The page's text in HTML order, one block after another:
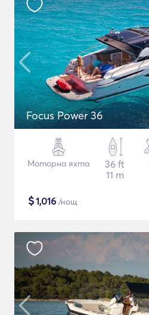
Focus Power 36
Моторна яхта
36 ft
11 m
$1,016 /нощ